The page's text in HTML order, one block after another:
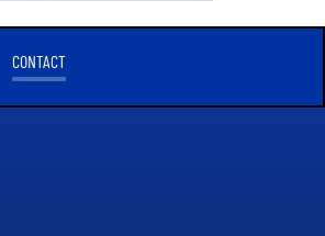
CONTACT